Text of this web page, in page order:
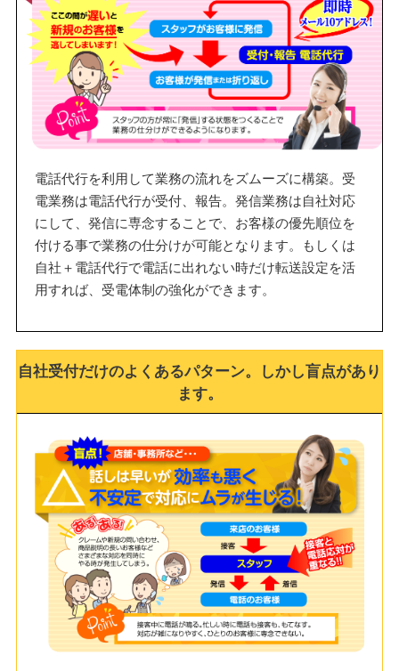
電話代行を利用して業務の流れをズムーズに構築。受
電業務は電話代行が受付、報告。発信業務は自社対応
にして、発信に専念することで、お客様の優先順位を
付ける事で業務の仕分けが可能となります。もしくは
自社＋電話代行で電話に出れない時だけ転送設定を活
用すれば、受電体制の強化ができます。
自社受付だけのよくあるパターン。しかし盲点があり
ます。